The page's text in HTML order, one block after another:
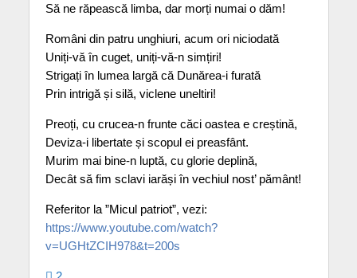
Să ne răpească limba, dar morți numai o dăm!
Români din patru unghiuri, acum ori niciodată
Uniți-vă în cuget, uniți-vă-n simțiri!
Strigați în lumea largă că Dunărea-i furată
Prin intrigă și silă, viclene uneltiri!
Preoți, cu crucea-n frunte căci oastea e creștină,
Deviza-i libertate și scopul ei preasfânt.
Murim mai bine-n luptă, cu glorie deplină,
Decât să fim sclavi iarăși în vechiul nost’ pământ!
Referitor la ”Micul patriot”, vezi:
https://www.youtube.com/watch?
v=UGHtZCIH978&t=200s